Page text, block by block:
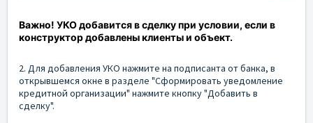
Важно! УКО добавится в сделку при условии, если в
конструктор добавлены клиенты и объект.
2. Для добавления УКО нажмите на подписанта от банка, в
открывшемся окне в разделе "Сформировать уведомление
кредитной организации" нажмите кнопку "Добавить в
сделку".